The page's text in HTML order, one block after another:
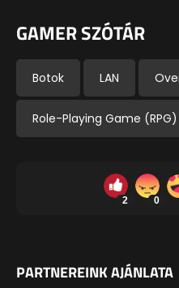
GAMER SZÓTÁR
Botok LAN
Role-Playing Game (RPG)
2 0
PARTNEREINK AJÁNLATA